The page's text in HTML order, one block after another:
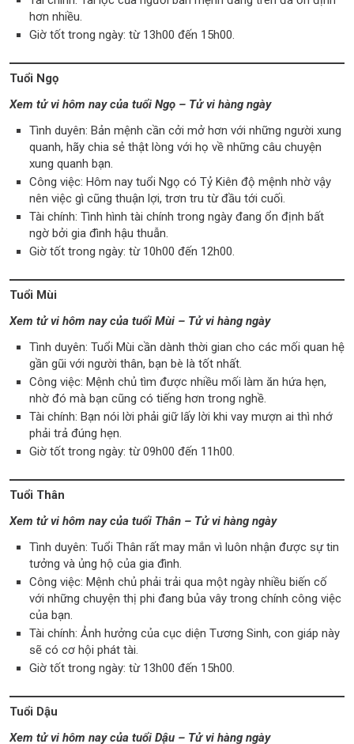
hơn nhiều.
Giờ tốt trong ngày: từ 13h00 đến 15h00.
Tuổi Ngọ
Xem tử vi hôm nay của tuổi Ngọ – Tử vi hàng ngày
Tình duyên: Bản mệnh cần cởi mở hơn với những người xung
quanh, hãy chia sẻ thật lòng với họ về những câu chuyện
xung quanh bạn.
Công việc: Hôm nay tuổi Ngọ có Tỷ Kiên độ mệnh nhờ vậy
nên việc gì cũng thuận lợi, trơn tru từ đầu tới cuối.
Tài chính: Tình hình tài chính trong ngày đang ổn định bất
ngờ bởi gia đình hậu thuẫn.
Giờ tốt trong ngày: từ 10h00 đến 12h00.
Tuổi Mùi
Xem tử vi hôm nay của tuổi Mùi – Tử vi hàng ngày
Tình duyên: Tuổi Mùi cần dành thời gian cho các mối quan hệ
gần gũi với người thân, bạn bè là tốt nhất.
Công việc: Mệnh chủ tìm được nhiều mối làm ăn hứa hẹn,
nhờ đó mà bạn cũng có tiếng hơn trong nghề.
Tài chính: Bạn nói lời phải giữ lấy lời khi vay mượn ai thì nhớ
phải trả đúng hẹn.
Giờ tốt trong ngày: từ 09h00 đến 11h00.
Tuổi Thân
Xem tử vi hôm nay của tuổi Thân – Tử vi hàng ngày
Tình duyên: Tuổi Thân rất may mắn vì luôn nhận được sự tin
tưởng và ủng hộ của gia đình.
Công việc: Mệnh chủ phải trải qua một ngày nhiều biến cố
với những chuyện thị phi đang bủa vây trong chính công việc
của bạn.
Tài chính: Ảnh hưởng của cục diện Tương Sinh, con giáp này
sẽ có cơ hội phát tài.
Giờ tốt trong ngày: từ 13h00 đến 15h00.
Tuổi Dậu
Xem tử vi hôm nay của tuổi Dậu – Tử vi hàng ngày